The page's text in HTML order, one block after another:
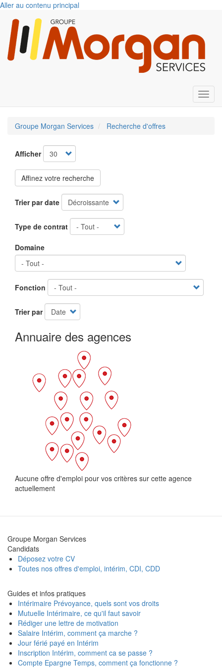
Aller au contenu principal
Groupe Morgan Services Recherche d'offres
Afficher
Affinez votre recherche
Trier par date
Type de contrat
Domaine
Fonction
Trier par
Annuaire des agences
Aucune offre d'emploi pour vos critères sur cette agence
actuellement
Groupe Morgan Services
Candidats
Déposez votre CV
Toutes nos offres d'emploi, intérim, CDI, CDD
Guides et infos pratiques
Intérimaire Prévoyance, quels sont vos droits
Mutuelle Intérimaire, ce qu'il faut savoir
Rédiger une lettre de motivation
Salaire Intérim, comment ça marche ?
Jour férié payé en Intérim
Inscription Intérim, comment ca se passe ?
Compte Epargne Temps, comment ça fonctionne ?